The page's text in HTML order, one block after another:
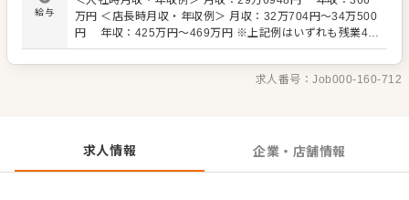
しますので、経験に関わらず安心してスタートできる環境
です。 ゆくゆくはさらにステップアップなどめざせます。
給与
万円 ＜店長時月収・年収例＞ 月収：32万704円～34万500
円 年収：425万円～469万円 ※上記例はいずれも残業40
時間・深夜時間20時間の場合です ※年収例は更に各種手
当、賞与を含む ※試用期間なし
求人番号：Job000-160-712
求人情報 企業・店舗情報